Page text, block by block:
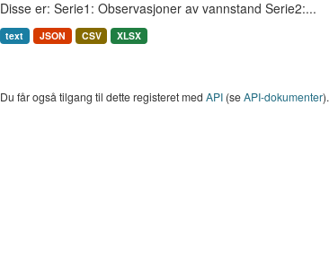
Disse er: Serie1: Observasjoner av vannstand Serie2:...
text JSON CSV XLSX
Du får også tilgang til dette registeret med API(seAPI-dokumenter).